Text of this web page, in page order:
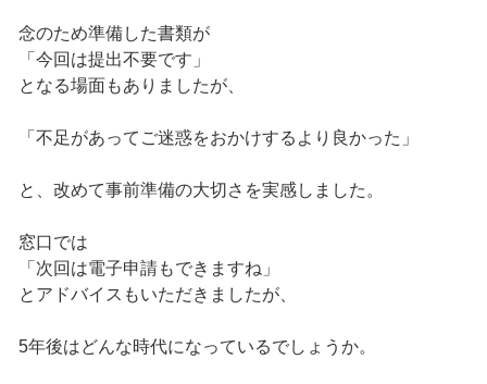
念のため準備した書類が
「今回は提出不要です」
となる場面もありましたが、
「不足があってご迷惑をおかけするより良かった」
と、改めて事前準備の大切さを実感しました。
窓口では
「次回は電子申請もできますね」
とアドバイスもいただきましたが、
5年後はどんな時代になっているでしょうか。